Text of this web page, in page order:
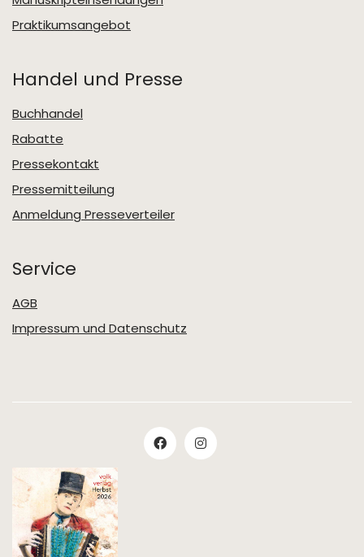
Praktikumsangebot
Handel und Presse
Buchhandel
Rabatte
Pressekontakt
Pressemitteilung
Anmeldung Presseverteiler
Service
AGB
Impressum und Datenschutz